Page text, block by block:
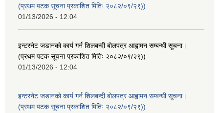
(प्रथम पटक सूचना प्रकाशित मितिः २०८२/०९/२९))
01/13/2026 - 12:04
इन्टरनेट जडानको कार्य गर्न शिलबन्दी बोलपत्र आह्वामन सम्बन्धी सूचना।
(प्रथम पटक सूचना प्रकाशित मितिः २०८२/०९/२९))
01/13/2026 - 12:04
इन्टरनेट जडानको कार्य गर्न शिलबन्दी बोलपत्र आह्वामन सम्बन्धी सूचना।
(प्रथम पटक सूचना प्रकाशित मितिः २०८२/०९/२९))